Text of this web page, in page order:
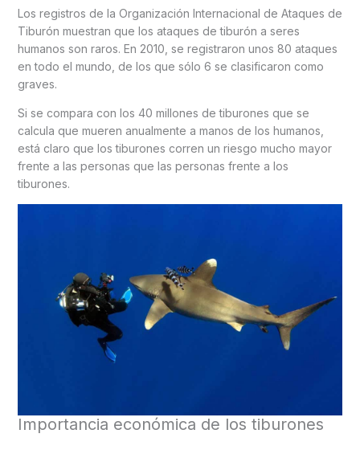
Los registros de la Organización Internacional de Ataques de
Tiburón muestran que los ataques de tiburón a seres
humanos son raros. En 2010, se registraron unos 80 ataques
en todo el mundo, de los que sólo 6 se clasificaron como
graves.
Si se compara con los 40 millones de tiburones que se
calcula que mueren anualmente a manos de los humanos,
está claro que los tiburones corren un riesgo mucho mayor
frente a las personas que las personas frente a los
tiburones.
Importancia económica de los tiburones